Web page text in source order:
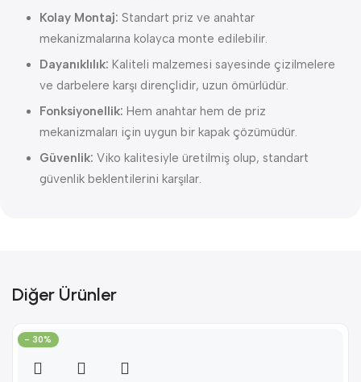
Kolay Montaj: Standart priz ve anahtar
mekanizmalarına kolayca monte edilebilir.
Dayanıklılık: Kaliteli malzemesi sayesinde çizilmelere
ve darbelere karşı dirençlidir, uzun ömürlüdür.
Fonksiyonellik: Hem anahtar hem de priz
mekanizmaları için uygun bir kapak çözümüdür.
Güvenlik: Viko kalitesiyle üretilmiş olup, standart
güvenlik beklentilerini karşılar.
Diğer Ürünler
- 30%